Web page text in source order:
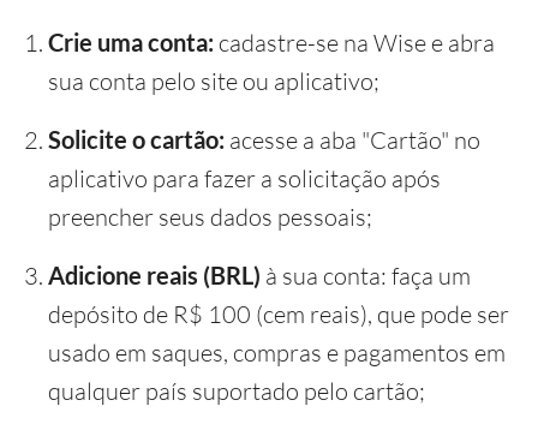
Crie uma conta: cadastre-se na Wise e abra
sua conta pelo site ou aplicativo;
Solicite o cartão: acesse a aba "Cartão" no
aplicativo para fazer a solicitação após
preencher seus dados pessoais;
Adicione reais (BRL) à sua conta: faça um
depósito de R$ 100 (cem reais), que pode ser
usado em saques, compras e pagamentos em
qualquer país suportado pelo cartão;